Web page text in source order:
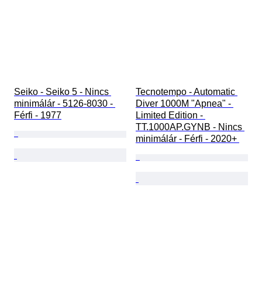
Seiko - Seiko 5 - Nincs
minimálár - 5126-8030 -
Férfi - 1977
Tecnotempo - Automatic
Diver 1000M "Apnea" -
Limited Edition -
TT.1000AP.GYNB - Nincs
minimálár - Férfi - 2020+